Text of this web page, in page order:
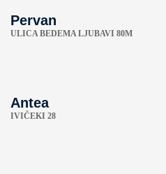
Pervan
ULICA BEDEMA LJUBAVI 80M
Antea
IVIČEKI 28